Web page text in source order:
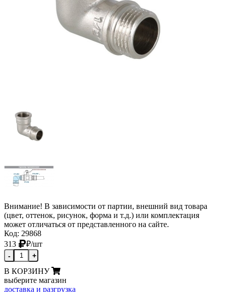
Внимание! В зависимости от партии, внешний вид товара
(цвет, оттенок, рисунок, форма и т.д.) или комплектация
может отличаться от представленного на сайте.
Код: 29868
313
₽/шт
- +
В КОРЗИНУ
выберите магазин
доставка и разгрузка